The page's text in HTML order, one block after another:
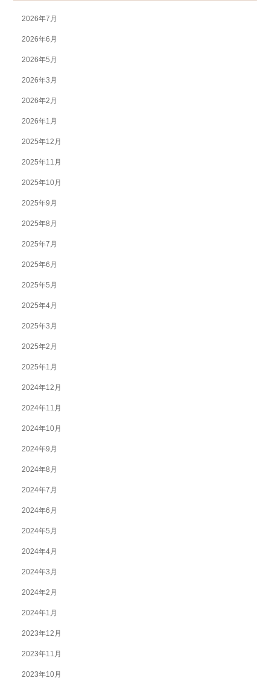
2026年7月
2026年6月
2026年5月
2026年3月
2026年2月
2026年1月
2025年12月
2025年11月
2025年10月
2025年9月
2025年8月
2025年7月
2025年6月
2025年5月
2025年4月
2025年3月
2025年2月
2025年1月
2024年12月
2024年11月
2024年10月
2024年9月
2024年8月
2024年7月
2024年6月
2024年5月
2024年4月
2024年3月
2024年2月
2024年1月
2023年12月
2023年11月
2023年10月